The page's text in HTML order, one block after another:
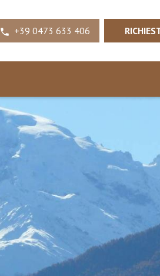
 +39 0473 633 406